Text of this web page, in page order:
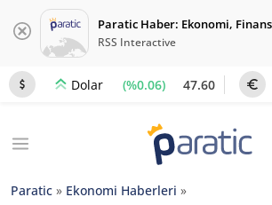
Paratic Haber: Ekonomi, Finans
RSS Interactive
Dolar (%0.06) 47.60
Paratic » Ekonomi Haberleri »